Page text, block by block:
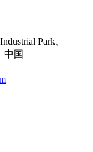
Park、
中国